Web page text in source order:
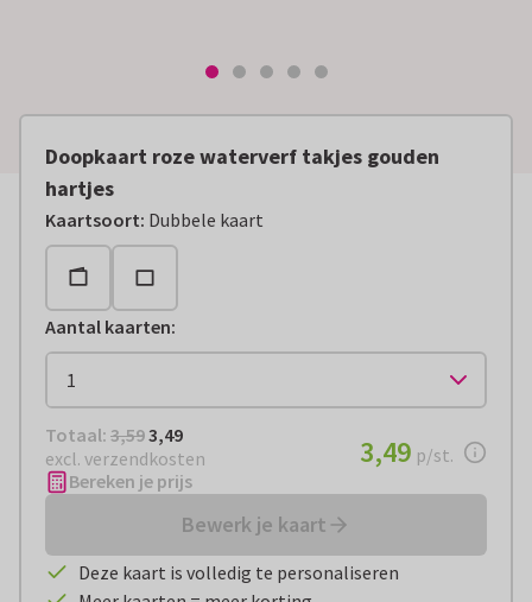
Doopkaart roze waterverf takjes gouden
hartjes
Kaartsoort: Dubbele kaart
Aantal kaarten:
Totaal: € 3,49
Totaal: 3,593,49
excl. verzendkosten
€ 3,49per stuk
3,49 p/st.
Bereken je prijs
Bewerk je kaart
Deze kaart is volledig te personaliseren